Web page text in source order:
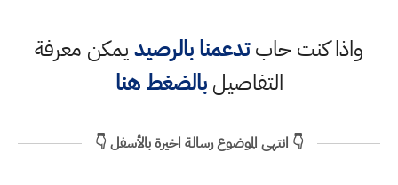
واذا كنت حابتدعمنا بالرصيديمكن معرفة
التفاصيلبالضغط هنا
👇 انتهى الموضوع رسالة اخيرة بالأسفل 👇